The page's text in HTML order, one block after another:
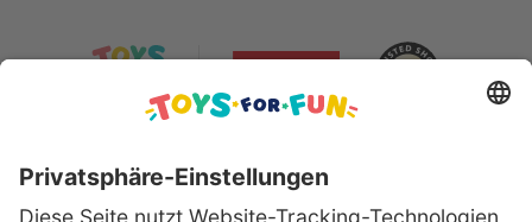
Sicher bezahlen mit: